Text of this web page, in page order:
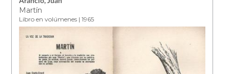
Martín
Libro en volúmenes | 1965